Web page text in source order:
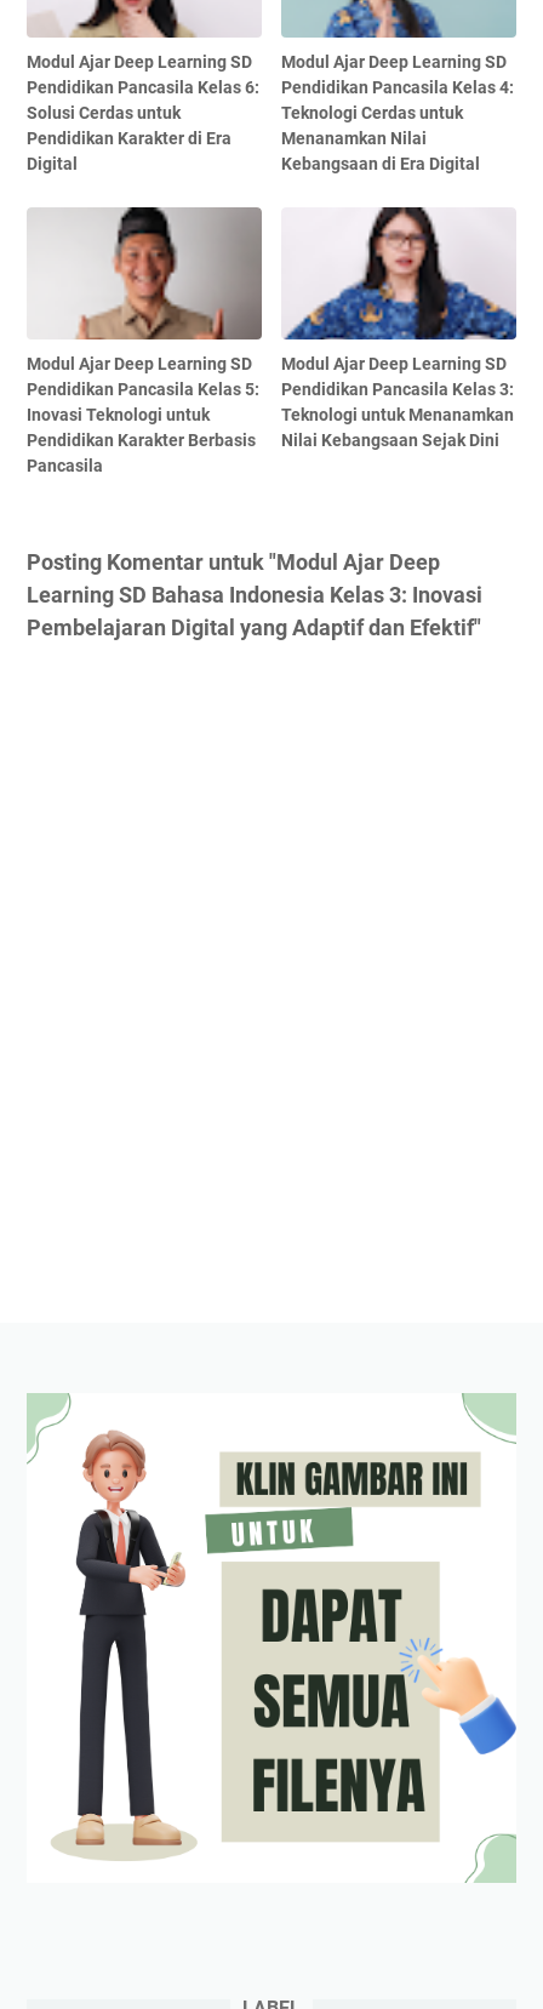
Modul Ajar Deep Learning SD
Pendidikan Pancasila Kelas 6:
Solusi Cerdas untuk
Pendidikan Karakter di Era
Digital
Modul Ajar Deep Learning SD
Pendidikan Pancasila Kelas 4:
Teknologi Cerdas untuk
Menanamkan Nilai
Kebangsaan di Era Digital
Modul Ajar Deep Learning SD
Pendidikan Pancasila Kelas 5:
Inovasi Teknologi untuk
Pendidikan Karakter Berbasis
Pancasila
Modul Ajar Deep Learning SD
Pendidikan Pancasila Kelas 3:
Teknologi untuk Menanamkan
Nilai Kebangsaan Sejak Dini
Posting Komentar untuk "Modul Ajar Deep
Learning SD Bahasa Indonesia Kelas 3: Inovasi
Pembelajaran Digital yang Adaptif dan Efektif"